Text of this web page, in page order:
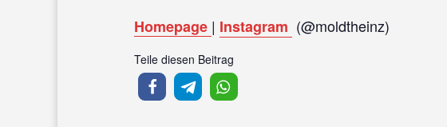
Homepage | Instagram (@moldtheinz)
Teile diesen Beitrag